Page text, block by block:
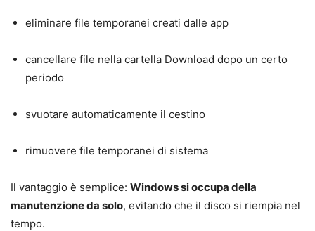
eliminare file temporanei creati dalle app
cancellare file nella cartella Download dopo un certo
periodo
svuotare automaticamente il cestino
rimuovere file temporanei di sistema
Il vantaggio è semplice: Windows si occupa della
manutenzione da solo, evitando che il disco si riempia nel
tempo.